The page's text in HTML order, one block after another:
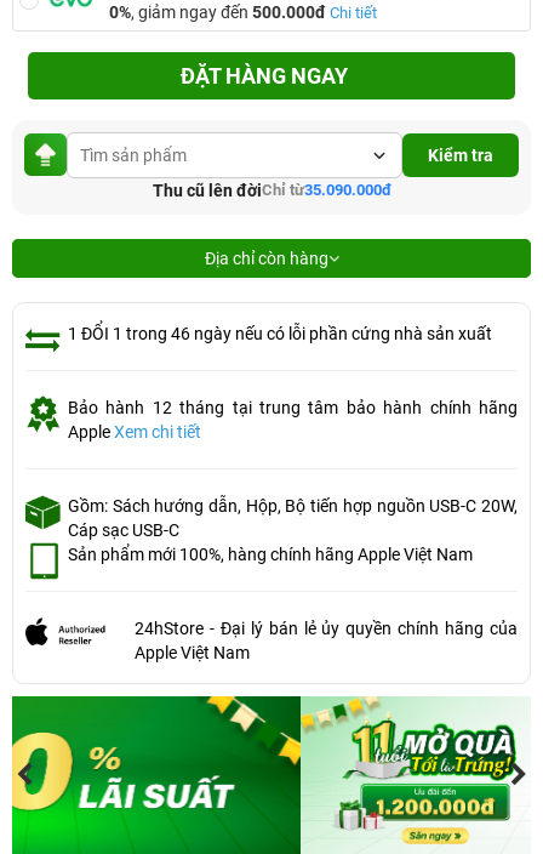
0%, giảm ngay đến 500.000đ Chi tiết
ĐẶT HÀNG NGAY
Kiểm tra
Thu cũ lên đờiChỉ từ35.090.000đ
Địa chỉ còn hàng
1 ĐỔI 1 trong 46 ngày nếu có lỗi phần cứng nhà sản xuất
Bảo hành 12 tháng tại trung tâm bảo hành chính hãng
AppleXem chi tiết
Gồm: Sách hướng dẫn, Hộp, Bộ tiến hợp nguồn USB-C 20W,
Cáp sạc USB-C
Sản phẩm mới 100%, hàng chính hãng Apple Việt Nam
24hStore - Đại lý bán lẻ ủy quyền chính hãng của
Apple Việt Nam